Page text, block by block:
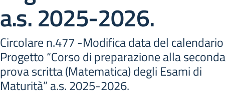
a.s. 2025-2026.
Circolare n.477 -Modifica data del calendario
Progetto “Corso di preparazione alla seconda
prova scritta (Matematica) degli Esami di
Maturità” a.s. 2025-2026.